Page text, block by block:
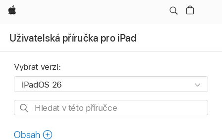
Apple
Uživatelská příručka pro iPad
Vybrat verzi:
Hledat
příručce
Obsah